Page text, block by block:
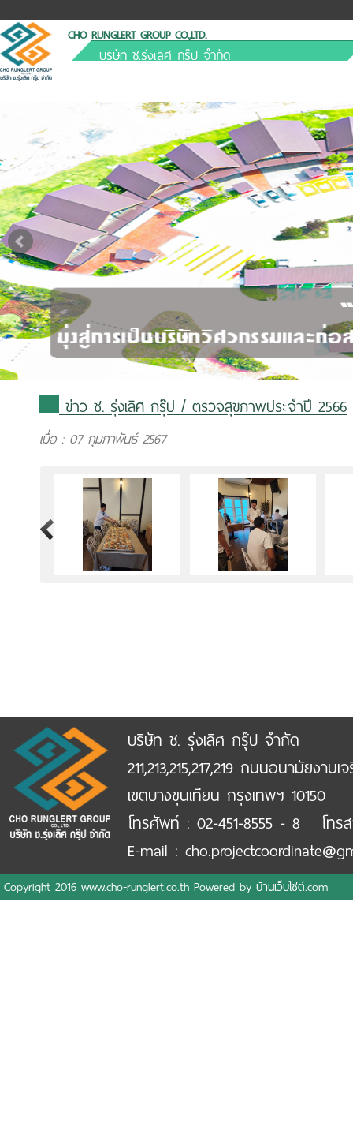
CHO RUNGLERT GROUP CO.,LTD.
บริษัท ช.รุ่งเลิศ กรุ๊ป จำกัด
ข่าว ช. รุ่งเลิศ กรุ๊ป/ ตรวจสุขภาพประจำปี 2566
เมื่อ : 07 กุมภาพันธ์ 2567
>
บริษัท ช. รุ่งเลิศ กรุ๊ป จำกัด
211,213,215,217,219 ถนนอนามัยงา
เขตบางขุนเทียน กรุงเทพฯ 10150
โทรศัพท์ : 02-451-8555 - 8 โทรส
E-mail :
Copyright 2016 www.cho-runglert.co.th Powered by บ้านเว็บไซต์.com